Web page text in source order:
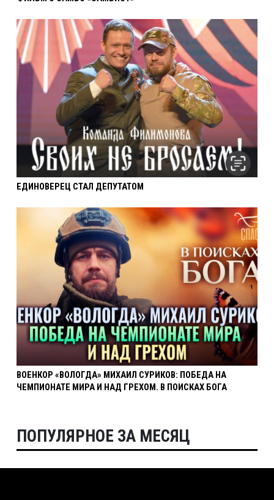
ЕДИНОВЕРЕЦ СТАЛ ДЕПУТАТОМ
ВОЕНКОР «ВОЛОГДА» МИХАИЛ СУРИКОВ: ПОБЕДА НА
ЧЕМПИОНАТЕ МИРА И НАД ГРЕХОМ. В ПОИСКАХ БОГА
ПОПУЛЯРНОЕ ЗА МЕСЯЦ